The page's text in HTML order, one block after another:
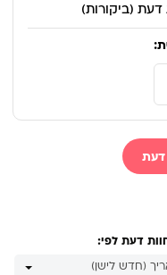
דעת (ביקורות)
דעת
דעת לפי:
(חדש לישן)